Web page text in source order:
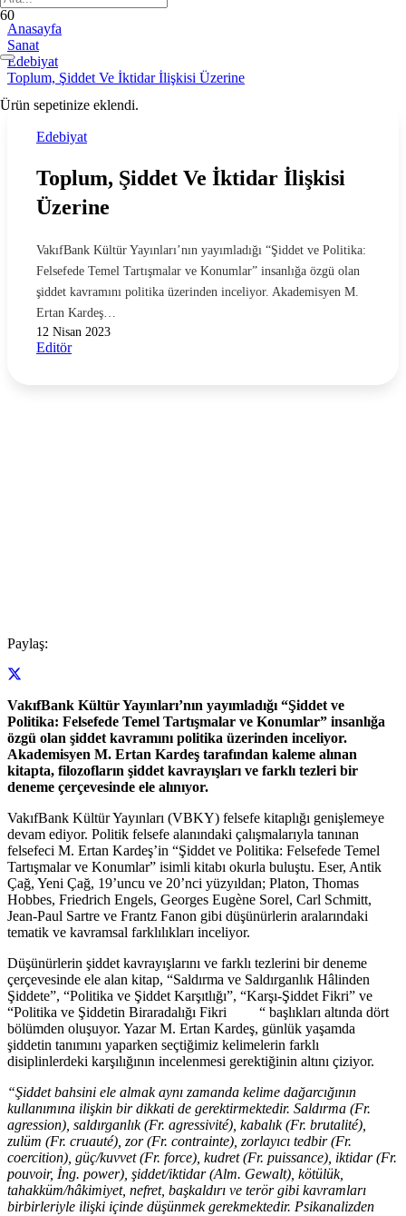
Ürün sepetinize eklendi.
Anasayfa
Sanat
Edebiyat
Toplum, Şiddet Ve İktidar İlişkisi Üzerine
Edebiyat
Toplum, Şiddet Ve İktidar İlişkisi
Üzerine
VakıfBank Kültür Yayınları’nın yayımladığı “Şiddet ve Politika:
Felsefede Temel Tartışmalar ve Konumlar” insanlığa özgü olan
şiddet kavramını politika üzerinden inceliyor. Akademisyen M.
Ertan Kardeş…
12 Nisan 2023
Editör
Paylaş:
VakıfBank Kültür Yayınları’nın yayımladığı “Şiddet ve
Politika: Felsefede Temel Tartışmalar ve Konumlar” insanlığa
özgü olan şiddet kavramını politika üzerinden inceliyor.
Akademisyen M. Ertan Kardeş tarafından kaleme alınan
kitapta, filozofların şiddet kavrayışları ve farklı tezleri bir
deneme çerçevesinde ele alınıyor.
VakıfBank Kültür Yayınları (VBKY) felsefe kitaplığı genişlemeye
devam ediyor. Politik felsefe alanındaki çalışmalarıyla tanınan
felsefeci M. Ertan Kardeş’in “Şiddet ve Politika: Felsefede Temel
Tartışmalar ve Konumlar” isimli kitabı okurla buluştu. Eser, Antik
Çağ, Yeni Çağ, 19’uncu ve 20’nci yüzyıldan; Platon, Thomas
Hobbes, Friedrich Engels, Georges Eugène Sorel, Carl Schmitt,
Jean-Paul Sartre ve Frantz Fanon gibi düşünürlerin aralarındaki
tematik ve kavramsal farklılıkları inceliyor.
Düşünürlerin şiddet kavrayışlarını ve farklı tezlerini bir deneme
çerçevesinde ele alan kitap, “Saldırma ve Saldırganlık Hâlinden
Şiddete”, “Politika ve Şiddet Karşıtlığı”, “Karşı-Şiddet Fikri” ve
“Politika ve Şiddetin Biraradalığı Fikri “ başlıkları altında dört
bölümden oluşuyor. Yazar M. Ertan Kardeş, günlük yaşamda
şiddetin tanımını yaparken seçtiğimiz kelimelerin farklı
disiplinlerdeki karşılığının incelenmesi gerektiğinin altını çiziyor.
“Şiddet bahsini ele almak aynı zamanda kelime dağarcığının
kullanımına ilişkin bir dikkati de gerektirmektedir. Saldırma (Fr.
agression), saldırganlık (Fr. agressivité), kabalık (Fr. brutalité),
zulüm (Fr. cruauté), zor (Fr. contrainte), zorlayıcı tedbir (Fr.
coercition), güç/kuvvet (Fr. force), kudret (Fr. puissance), iktidar (Fr.
pouvoir, İng. power), şiddet/iktidar (Alm. Gewalt), kötülük,
tahakküm/hâkimiyet, nefret, başkaldırı ve terör gibi kavramları
birbirleriyle ilişki içinde düşünmek gerekmektedir. Psikanalizden